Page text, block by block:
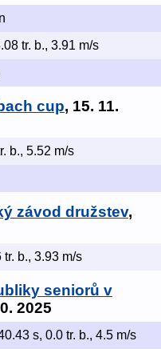
tr. b., 3.91 m/s
cup, 15. 11.
b., 5.52 m/s
závod družstev,
tr. b., 3.93 m/s
seniorů v
2025
s, 0.0 tr. b., 4.5 m/s